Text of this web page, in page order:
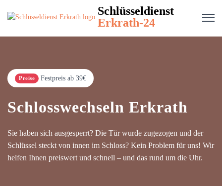
Schlüsseldienst
Erkrath-24
Preise Festpreis ab 39€
Schlosswechseln Erkrath
Sie haben sich ausgesperrt? Die Tür wurde zugezogen und der
Schlüssel steckt von innen im Schloss? Kein Problem für uns! Wir
helfen Ihnen preiswert und schnell – und das rund um die Uhr.